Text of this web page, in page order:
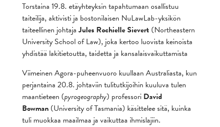
Torstaina 19.8. etäyhteyksin tapahtumaan osallistuu
taiteilija, aktivisti ja bostonilaisen NuLawLab-yksikön
taiteellinen johtajaJules Rochielle Sievert (Northeastern
University School of Law), joka kertoo luovista keinoista
yhdistää lakitietoutta, taidetta ja kansalaisvaikuttamista
Viimeinen Agora-puheenvuoro kuullaan Australiasta, kun
perjantaina 20.8. johtaviin tulitutkijoihin kuuluva tulen
maantieteen (pyrogeography) professori David
Bowman (University of Tasmania) käsittelee sitä, kuinka
tuli muokkaa maailmaa ja vaikuttaa ihmislajiin.